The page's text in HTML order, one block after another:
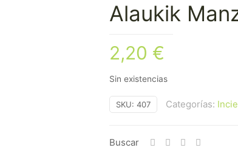
Alaukik
2,20 €
Sin existencias
SKU: 407 Categorías:
Buscar